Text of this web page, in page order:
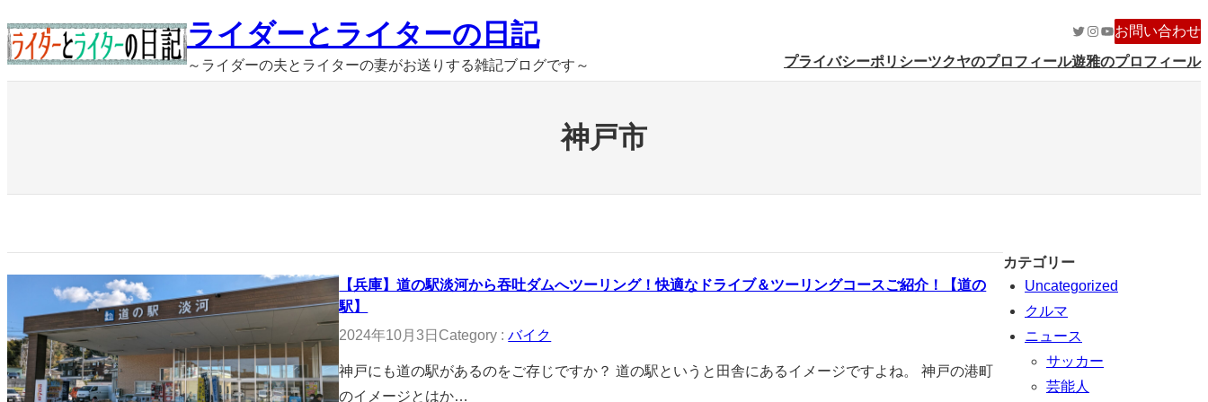
容
を
ライダーとライターの日記
～ライダーの夫とライターの妻がお送りする雑記ブログです～
Twitter
Instagram
YouTube
お問い合わせ
プライバシーポリシーツクヤのプロフィール遊雅のプロフィール
神戸市
【兵庫】道の駅淡河から吞吐ダムへツーリング！快適なドライブ＆ツーリングコースご紹介！【道の
駅】
2024年10月3日 Category :バイク
神戸にも道の駅があるのをご存じですか？ 道の駅というと田舎にあるイメージですよね。 神戸の港町
のイメージとはか…
カテゴリー
Uncategorized
クルマ
ニュース
サッカー
芸能人